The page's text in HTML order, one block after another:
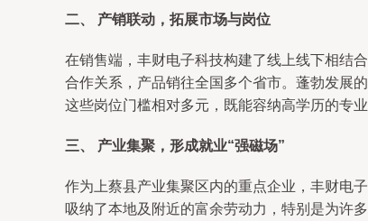
二、 产销联动，拓展市场与岗位
在销售端，丰财电子科技构建了线上线下相结
合作关系，产品销往全国多个省市。蓬勃发展
这些岗位门槛相对多元，既能容纳高学历的专
三、 产业集聚，形成就业“强磁场”
作为上蔡县产业集聚区内的重点企业，丰财电
吸纳了本地及附近的富余劳动力，特别是为许